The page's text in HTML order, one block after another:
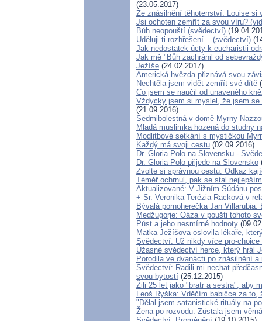
(23.05.2017)
Ze znásilnění těhotenství. Louise si
Jsi ochoten zemřít za svou víru?
Bůh neopouští (svědectví)
Uděluji ti rozhřešení... (svědectví)
Jak nedostatek úcty k eucharistii
Jak mě "Bůh zachránil od
Ježíše (24.02.2017)
Americká hvězda přiznává svou
Nechtěla jsem vidět zemřít své dítě
Co jsem se naučil od unaveného
Vždycky jsem si myslel, že jsem
(21.09.2016)
Sedmibolestná v domě Myrny
Mladá muslimka hozená do studny
Modlitbové setkání s mystičkou
Každý má svoji cestu (02.09.2016)
Dr. Gloria Polo na Slovensku -
Dr. Gloria Polo přijede na Slovensko
Zvolte si správnou cestu: Odkaz
Téměř ochrnul, pak se stal
Aktualizované: V Jižním Súdánu
+ Sr. Veronika Terézia Racková v
Bývalá pornoherečka Jan
Medžugorje: Oáza v poušti tohoto
Půst a jeho nesmírné hodnoty
Matka Ježíšova oslovila lékaře,
Svědectví: Už nikdy více pro-
Úžasné svědectví herce, který hrál
Porodila ve dvanácti po znásilnění a
Svědectví: Radili mi nechat
svou bytostí (25.12.2015)
Žili 25 let jako "bratr a sestra", aby
Leoš Ryška: Vděčím babičce za to,
"Dělal jsem satanistické rituály na
Žena po rozvodu: Zůstala jsem